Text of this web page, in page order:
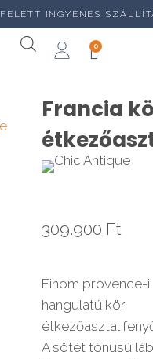
FELETT INGYENES
0
Francia
309.900 Ft
Finom provence-i
hangulatú kör
étkezőasztal
A sötét tónusú